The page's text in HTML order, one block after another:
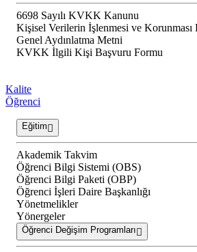
6698 Sayılı KVKK Kanunu
Kişisel Verilerin İşlenmesi ve Korunması
Genel Aydınlatma Metni
KVKK İlgili Kişi Başvuru Formu
Kalite
Öğrenci
Eğitim
Akademik Takvim
Öğrenci Bilgi Sistemi (OBS)
Öğrenci Bilgi Paketi (OBP)
Öğrenci İşleri Daire Başkanlığı
Yönetmelikler
Yönergeler
Öğrenci Değişim Programları